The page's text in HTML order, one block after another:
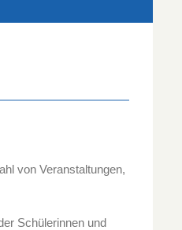
von Veranstaltungen,
Schülerinnen und